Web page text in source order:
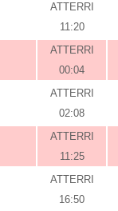
ATTERRI
11:20
ATTERRI
00:04
ATTERRI
02:08
ATTERRI
11:25
ATTERRI
16:50